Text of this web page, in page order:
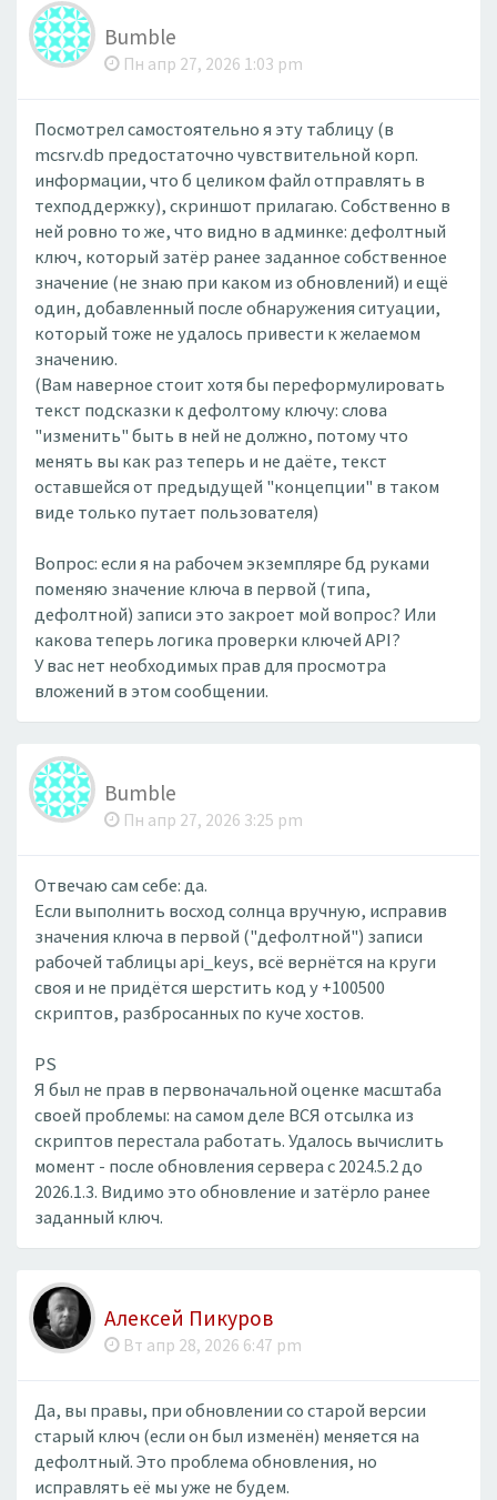
Bumble
Пн апр 27, 2026 1:03 pm
Посмотрел самостоятельно я эту таблицу (в
mcsrv.db предостаточно чувствительной корп.
информации, что б целиком файл отправлять в
техподдержку), скриншот прилагаю. Собственно в
ней ровно то же, что видно в админке: дефолтный
ключ, который затёр ранее заданное собственное
значение (не знаю при каком из обновлений) и ещё
один, добавленный после обнаружения ситуации,
который тоже не удалось привести к желаемом
значению.
(Вам наверное стоит хотя бы переформулировать
текст подсказки к дефолтому ключу: слова
"изменить" быть в ней не должно, потому что
менять вы как раз теперь и не даёте, текст
оставшейся от предыдущей "концепции" в таком
виде только путает пользователя)
Вопрос: если я на рабочем экземпляре бд руками
поменяю значение ключа в первой (типа,
дефолтной) записи это закроет мой вопрос? Или
какова теперь логика проверки ключей API?
У вас нет необходимых прав для просмотра
вложений в этом сообщении.
Bumble
Пн апр 27, 2026 3:25 pm
Отвечаю сам себе: да.
Если выполнить восход солнца вручную, исправив
значения ключа в первой ("дефолтной") записи
рабочей таблицы api_keys, всё вернётся на круги
своя и не придётся шерстить код у +100500
скриптов, разбросанных по куче хостов.
PS
Я был не прав в первоначальной оценке масштаба
своей проблемы: на самом деле ВСЯ отсылка из
скриптов перестала работать. Удалось вычислить
момент - после обновления сервера с 2024.5.2 до
2026.1.3. Видимо это обновление и затёрло ранее
заданный ключ.
Алексей Пикуров
Вт апр 28, 2026 6:47 pm
Да, вы правы, при обновлении со старой версии
старый ключ (если он был изменён) меняется на
дефолтный. Это проблема обновления, но
исправлять её мы уже не будем.